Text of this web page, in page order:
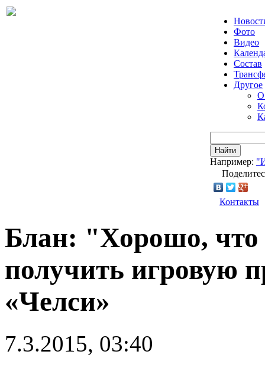
Фото
Видео
Состав
Другое
О
Найти
Например:
Контакты
Блан: "Хорошо, что
получить игровую
«Челси»
7.3.2015, 03:40